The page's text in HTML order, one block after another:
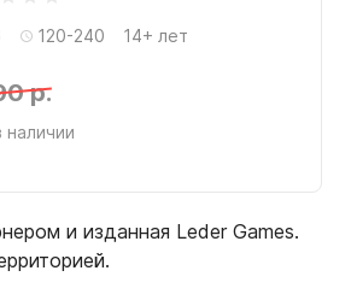
120-240 14+ лет
р.
наличии
и изданная Leder Games.